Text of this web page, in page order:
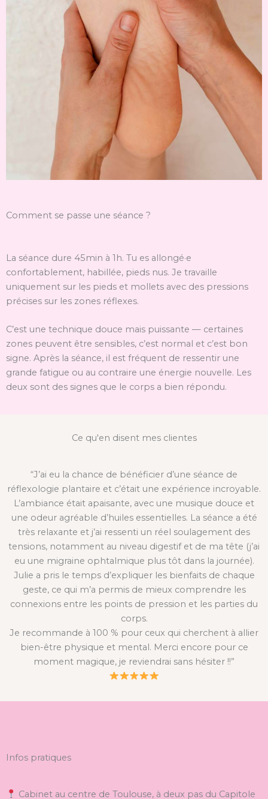
Comment se passe une séance ?
La séance dure 45min à 1h. Tu es allongé·e
confortablement, habillée, pieds nus. Je travaille
uniquement sur les pieds et mollets avec des pressions
précises sur les zones réflexes.
C’est une technique douce mais puissante — certaines
zones peuvent être sensibles, c’est normal et c’est bon
signe. Après la séance, il est fréquent de ressentir une
grande fatigue ou au contraire une énergie nouvelle. Les
deux sont des signes que le corps a bien répondu.
Ce qu'en disent mes clientes
“J’ai eu la chance de bénéficier d’une séance de
réflexologie plantaire et c’était une expérience incroyable.
L’ambiance était apaisante, avec une musique douce et
une odeur agréable d’huiles essentielles. La séance a été
très relaxante et j’ai ressenti un réel soulagement des
tensions, notamment au niveau digestif et de ma tête (j’ai
eu une migraine ophtalmique plus tôt dans la journée).
Julie a pris le temps d’expliquer les bienfaits de chaque
geste, ce qui m’a permis de mieux comprendre les
connexions entre les points de pression et les parties du
corps.
Je recommande à 100 % pour ceux qui cherchent à allier
bien-être physique et mental. Merci encore pour ce
moment magique, je reviendrai sans hésiter !!”
Infos pratiques
Cabinet au centre de Toulouse, à deux pas du Capitole